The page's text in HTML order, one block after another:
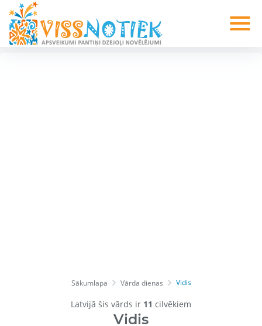
Sākumlapa Vārda dienas Vidis
Latvijā šis vārds ir 11 cilvēkiem
Vidis